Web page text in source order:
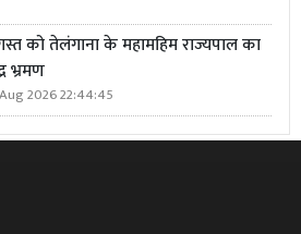
को तेलंगाना के महामहिम राज्यपाल का
भ्रमण
2026 22:44:45